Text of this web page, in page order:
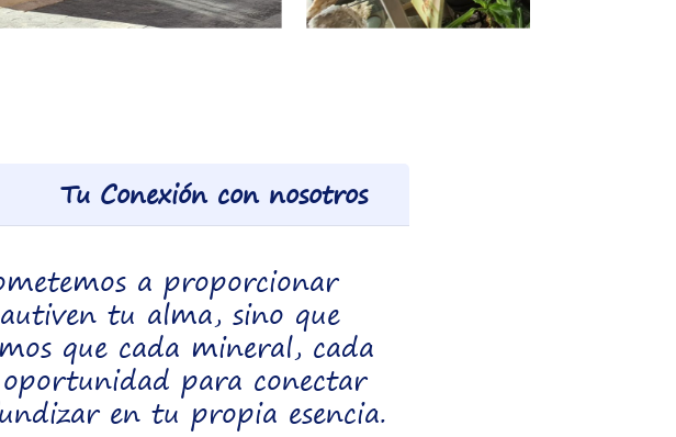
Tu Conexión con nosotros
a proporcionar
tu alma, sino que
que cada mineral, cada
para conectar
en tu propia esencia.